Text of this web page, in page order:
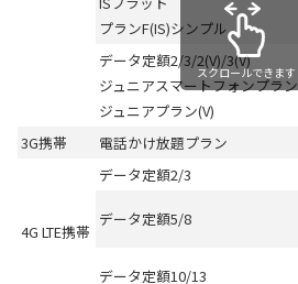
プランF(IS)シンプル
データ定額2/3/2(V)/3(V)
ジュニアスマートフォンプラン
ジュニアプラン(V)
3G携帯
電話かけ放題プラン
4G LTE携帯
データ定額2/3
データ定額5/8
データ定額10/13
スクロールできます